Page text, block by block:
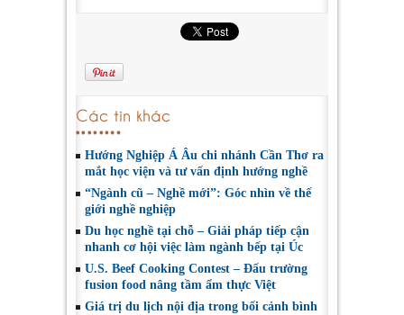
Các tin khác
Hướng Nghiệp Á Âu chi nhánh Cần Thơ ra
mắt học viện và tư vấn định hướng nghề
“Ngành cũ – Nghề mới”: Góc nhìn về thế
giới nghề nghiệp
Du học nghề tại chỗ – Giải pháp tiếp cận
nhanh cơ hội việc làm ngành bếp tại Úc
U.S. Beef Cooking Contest – Đấu trường
fusion food nâng tầm ẩm thực Việt
Giá trị du lịch nội địa trong bối cảnh bình